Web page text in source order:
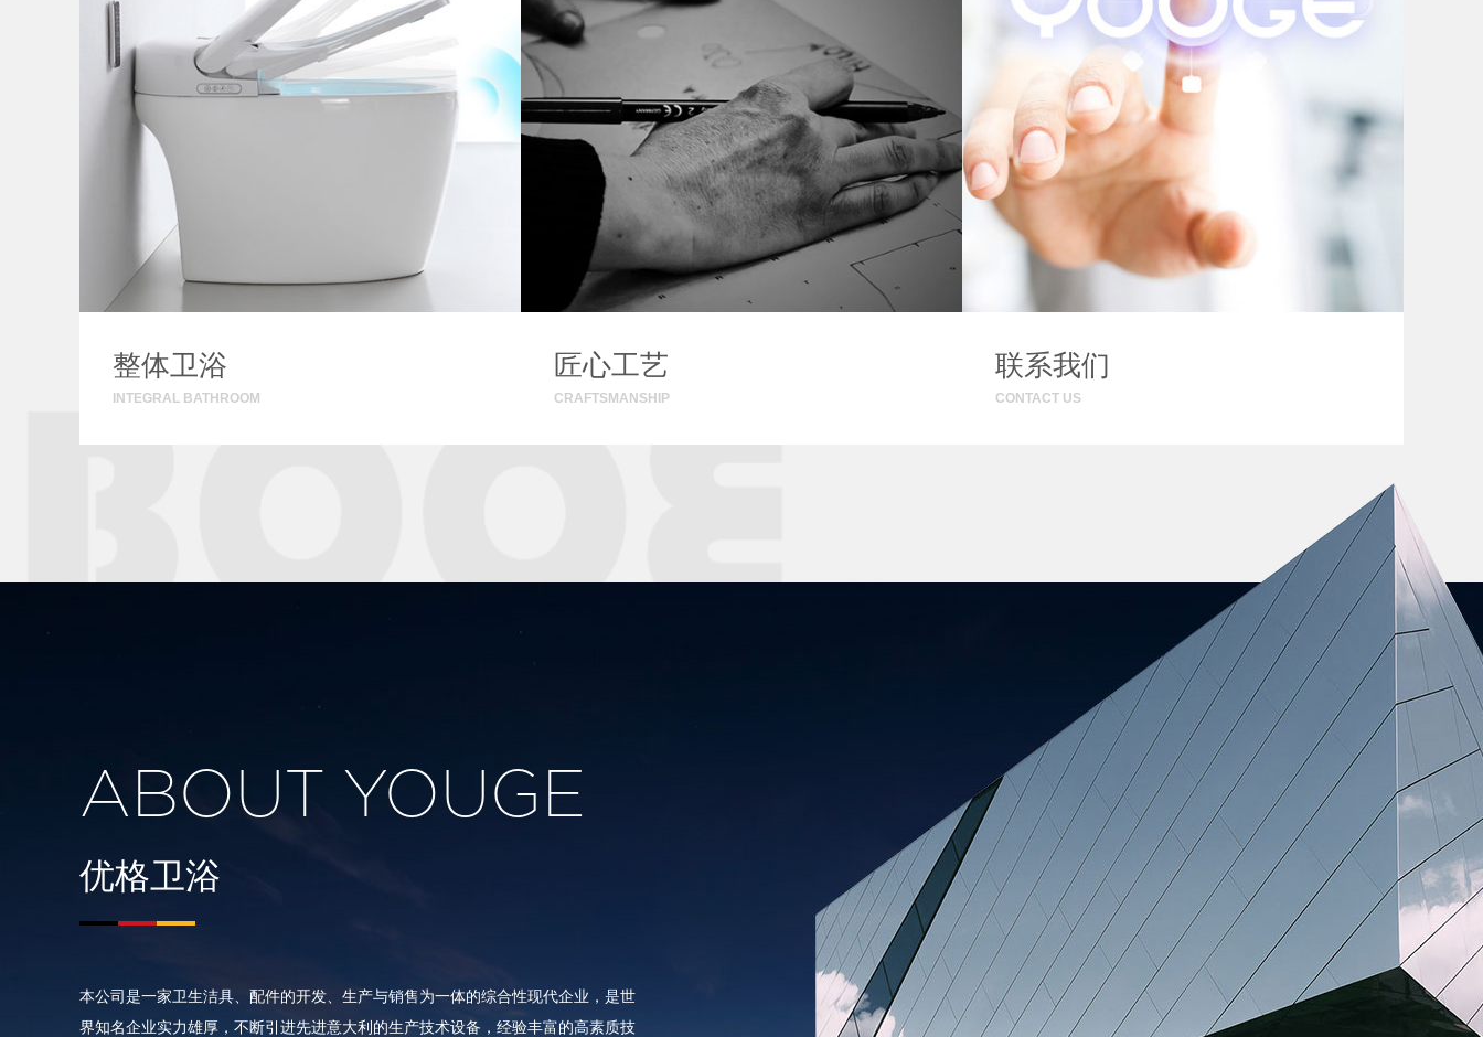
整体卫浴
INTEGRAL BATHROOM
匠心工艺
CRAFTSMANSHIP
联系我们
CONTACT US
ABOUT YOUGE
优格卫浴
本公司是一家卫生洁具、配件的开发、生产与销售为一体的综合性现代企业，是世
界知名企业实力雄厚，不断引进先进意大利的生产技术设备，经验丰富的高素质技